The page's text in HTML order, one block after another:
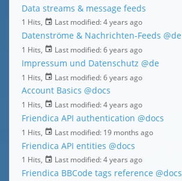
Data streams & message feeds
1 Hits, Last modified: 4 years ago
Datenströme & Nachrichten-Feeds @de
1 Hits, Last modified: 6 years ago
Impressum und Datenschutz @de
1 Hits, Last modified: 6 years ago
Account Basics @docs
1 Hits, Last modified: 4 years ago
Friendica API authentication @docs
1 Hits, Last modified: 19 months ago
Friendica API entities @docs
1 Hits, Last modified: 4 years ago
Friendica BBCode tags reference @docs